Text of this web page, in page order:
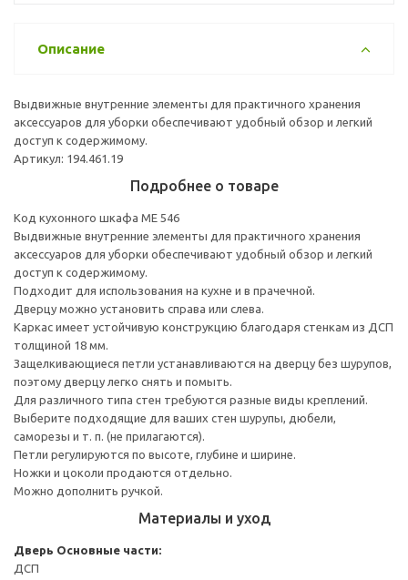
Описание
Выдвижные внутренние элементы для практичного хранения
аксессуаров для уборки обеспечивают удобный обзор и легкий
доступ к содержимому.
Артикул: 194.461.19
Подробнее о товаре
Код кухонного шкафа ME 546
Выдвижные внутренние элементы для практичного хранения
аксессуаров для уборки обеспечивают удобный обзор и легкий
доступ к содержимому.
Подходит для использования на кухне и в прачечной.
Дверцу можно установить справа или слева.
Каркас имеет устойчивую конструкцию благодаря стенкам из ДСП
толщиной 18 мм.
Защелкивающиеся петли устанавливаются на дверцу без шурупов,
поэтому дверцу легко снять и помыть.
Для различного типа стен требуются разные виды креплений.
Выберите подходящие для ваших стен шурупы, дюбели,
саморезы и т. п. (не прилагаются).
Петли регулируются по высоте, глубине и ширине.
Ножки и цоколи продаются отдельно.
Можно дополнить ручкой.
Материалы и уход
Дверь Основные части:
ДСП